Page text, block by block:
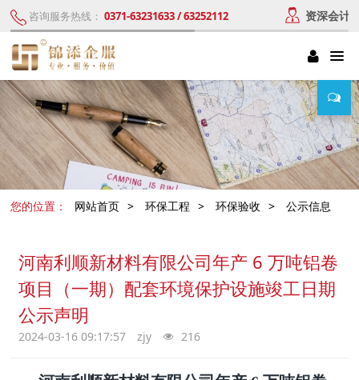
咨询服务热线： 0371-63231633 / 63252112 资深会计
您的位置： 网站首页 > 环保工程 > 环保验收 > 公示信息
河南利顺新材料有限公司年产 6 万吨铝卷
项目（一期）配套环境保护设施竣工日期
公示声明
2024-03-16 09:17:57 zjy 216